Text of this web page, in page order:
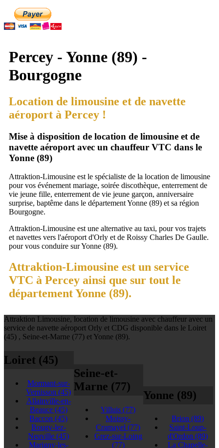
Percey - Yonne (89) -
Bourgogne
Location de limousine et de navette
aéroport à Percey !
Mise à disposition de location de limousine et de
navette aéroport avec un chauffeur VTC dans le
Yonne (89)
Attraktion-Limousine est le spécialiste de la location de limousine
pour vos événement mariage, soirée discothèque, enterrement de
vie jeune fille, enterrement de vie jeune garçon, anniversaire
surprise, baptême dans le département Yonne (89) et sa région
Bourgogne.
Attraktion-Limousine est une alternative au taxi, pour vos trajets
et navettes vers l'aéroport d'Orly et de Roissy Charles De Gaulle.
pour vous conduire sur Yonne (89).
Attraktion-Limousine est un service
VTC à Percey ainsi que sur tout le
département Yonne (89).
Attraktion Limousine, location de limousine avec chauffeur avec un
service de navette aéroport Orly et CDG disponible dans le Loiret
(45) , Seine-et-Marne (77) et Yonne (89).
Loiret (45)
Mormant-sur-
Vernisson(45)
Allainville-en-
Beauce (45)
Baccon(45)
Bougy-lez-
Neuville(45)
Marigny-les-
Seine-et-
Marne (77)
Villuis(77)
Moissy-
Cramayel(77)
Grez-sur-Loing
(77)
Yonne (89)
Brion(89)
Saint-Loup-
d'Ordon(89)
La Chapelle-